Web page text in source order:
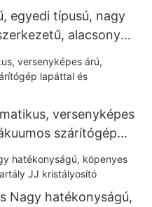
egyedi típusú, nagy
alacsony
versenyképes
szárítógép
Nagy hatékonyságú,